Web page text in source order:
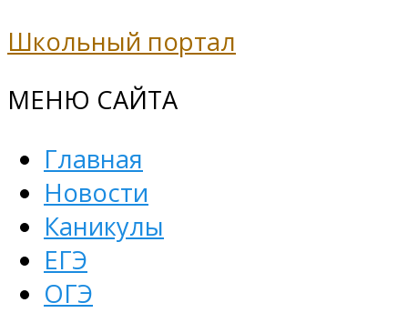
Школьный портал
МЕНЮ САЙТА
Главная
Новости
Каникулы
ЕГЭ
ОГЭ